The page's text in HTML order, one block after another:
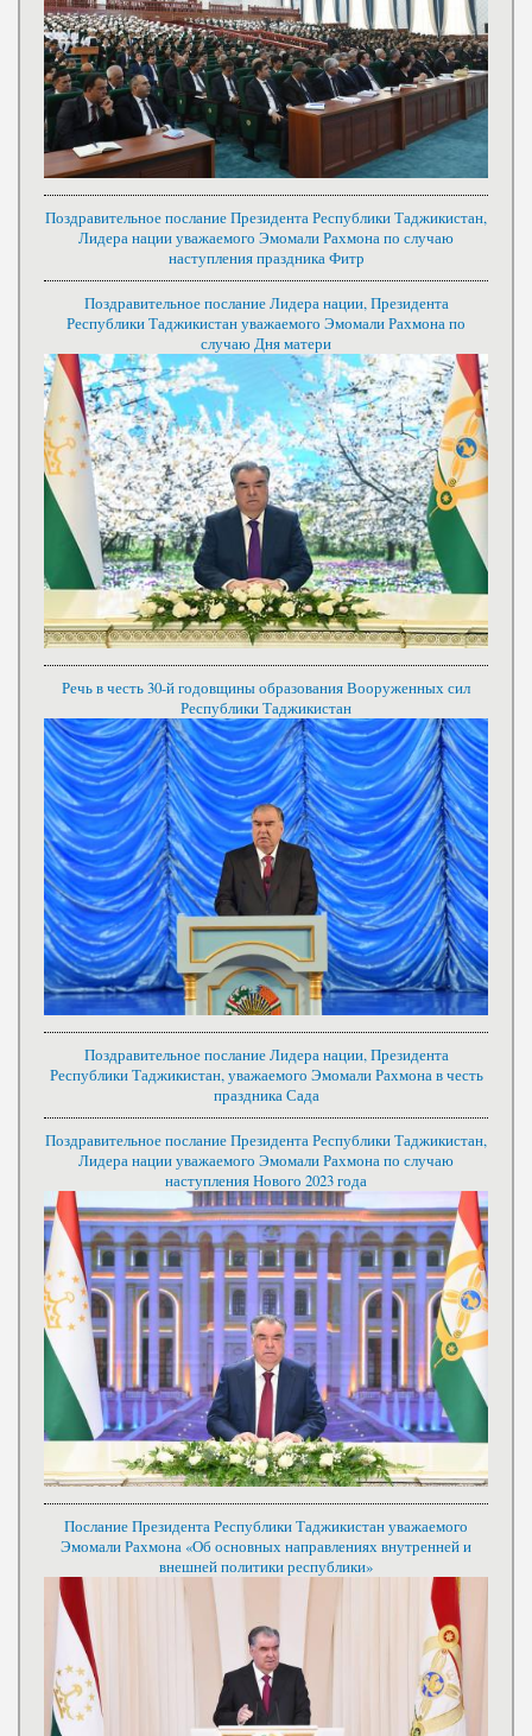
Поздравительное послание Президента Республики Таджикистан,
Лидера нации уважаемого Эмомали Рахмона по случаю
наступления праздника Фитр
Поздравительное послание Лидера нации, Президента
Республики Таджикистан уважаемого Эмомали Рахмона по
случаю Дня матери
Речь в честь 30-й годовщины образования Вооруженных сил
Республики Таджикистан
Поздравительное послание Лидера нации, Президента
Республики Таджикистан, уважаемого Эмомали Рахмона в честь
праздника Сада
Поздравительное послание Президента Республики Таджикистан,
Лидера нации уважаемого Эмомали Рахмона по случаю
наступления Нового 2023 года
Послание Президента Республики Таджикистан уважаемого
Эмомали Рахмона «Об основных направлениях внутренней и
внешней политики республики»